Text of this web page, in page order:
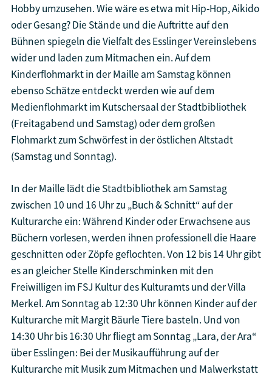
Hobby umzusehen. Wie wäre es etwa mit Hip-Hop, Aikido
oder Gesang? Die Stände und die Auftritte auf den
Bühnen spiegeln die Vielfalt des Esslinger Vereinslebens
wider und laden zum Mitmachen ein. Auf dem
Kinderflohmarkt in der Maille am Samstag können
ebenso Schätze entdeckt werden wie auf dem
Medienflohmarkt im Kutschersaal der Stadtbibliothek
(Freitagabend und Samstag) oder dem großen
Flohmarkt zum Schwörfest in der östlichen Altstadt
(Samstag und Sonntag).
In der Maille lädt die Stadtbibliothek am Samstag
zwischen 10 und 16 Uhr zu „Buch & Schnitt“ auf der
Kulturarche ein: Während Kinder oder Erwachsene aus
Büchern vorlesen, werden ihnen professionell die Haare
geschnitten oder Zöpfe geflochten. Von 12 bis 14 Uhr gibt
es an gleicher Stelle Kinderschminken mit den
Freiwilligen im FSJ Kultur des Kulturamts und der Villa
Merkel. Am Sonntag ab 12:30 Uhr können Kinder auf der
Kulturarche mit Margit Bäurle Tiere basteln. Und von
14:30 Uhr bis 16:30 Uhr fliegt am Sonntag „Lara, der Ara“
über Esslingen: Bei der Musikaufführung auf der
Kulturarche mit Musik zum Mitmachen und Malwerkstatt